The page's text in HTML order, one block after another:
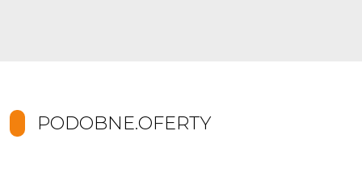
PODOBNE.OFERTY